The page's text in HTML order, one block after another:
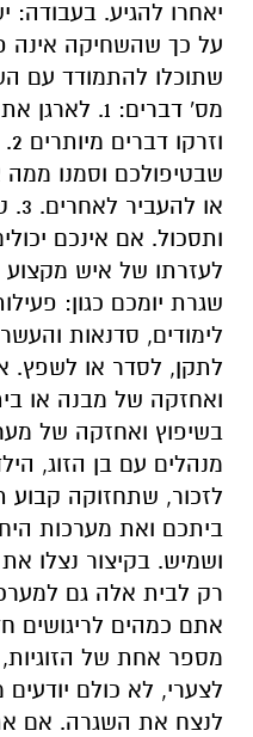
יאחרו להגיע. בעבודה:
על כך שהשחיקה אינה
שתוכלו להתמודד עם
מס' דברים: 1.
שבטיפולכם וסמנו ממה
או
ותסכול. אם אינכם
שגרת יומכם כגון:
לימודים, סדנאות
לתקן, לסדר או לשפץ.
ואחזקה של מבנה או
בשיפוץ ואחזקה של
מנהלים עם בן הזוג,
לזכור, שתחזוקה
ביתכם ואת מערכות
ושמיש. בקיצור נצלו
רק לבית אלה גם
אתם כמהים לריגושים
מספר אחת של
לצערי, לא כולם
לנצח את השגרה. אם